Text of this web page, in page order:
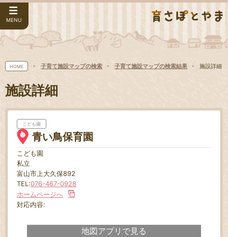
MENU
HOME 子育て施設マップの検索 子育て施設マップの検索結果 施設詳細
施設詳細
こども園
青い鳥保育園
こども園
私立
富山市上大久保892
TEL:076-467-0928
ホームページへ
対応内容:
地図アプリで見る